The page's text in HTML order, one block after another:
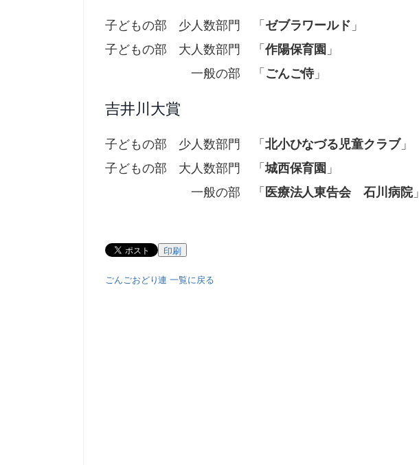
子どもの部 少人数部門 「ゼブラワールド 」
子どもの部 大人数部門 「作陽保育園 」
一般の部 「ごんご侍」
吉井川大賞
子どもの部 少人数部門 「北小ひなづる児童クラブ」
子どもの部 大人数部門 「城西保育園 」
一般の部 「医療法人東告会 石川病院」
印刷
ごんごおどり連 一覧に戻る